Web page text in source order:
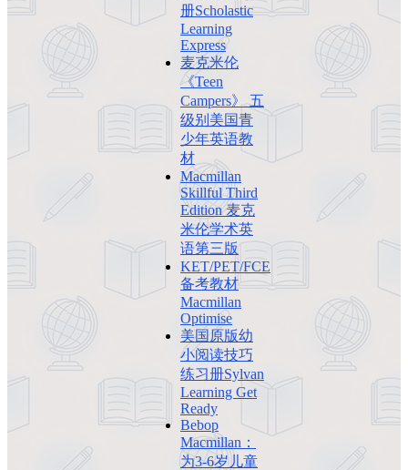
册Scholastic
Learning
Express
麦克米伦
《Teen
Campers》 五
级别美国青
少年英语教
材
Macmillan
Skillful Third
Edition 麦克
米伦学术英
语第三版
KET/PET/FCE
备考教材
Macmillan
Optimise
美国原版幼
小阅读技巧
练习册Sylvan
Learning Get
Ready
Bebop
Macmillan：
为3-6岁儿童